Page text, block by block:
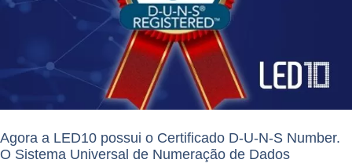
Agora a LED10 possui o Certificado D-U-N-S Number.
O Sistema Universal de Numeração de Dados